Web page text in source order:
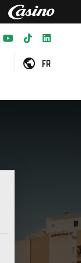
FR
Les backstages du